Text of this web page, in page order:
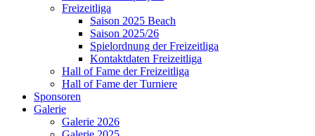
Freizeitliga
Saison 2025 Beach
Saison 2025/26
Spielordnung der Freizeitliga
Kontaktdaten Freizeitliga
Hall of Fame der Freizeitliga
Hall of Fame der Turniere
Sponsoren
Galerie
Galerie 2026